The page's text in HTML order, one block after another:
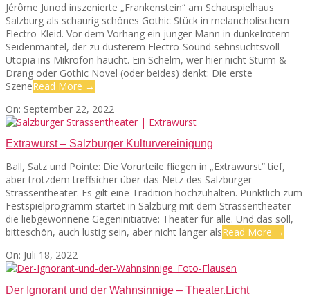
Jérôme Junod inszenierte „Frankenstein“ am Schauspielhaus
Salzburg als schaurig schönes Gothic Stück in melancholischem
Electro-Kleid. Vor dem Vorhang ein junger Mann in dunkelrotem
Seidenmantel, der zu düsterem Electro-Sound sehnsuchtsvoll
Utopia ins Mikrofon haucht. Ein Schelm, wer hier nicht Sturm &
Drang oder Gothic Novel (oder beides) denkt: Die erste
SzeneRead More →
2022-
09-
On: September 22, 2022
Extrawurst – Salzburger Kulturvereinigung
Ball, Satz und Pointe: Die Vorurteile fliegen in „Extrawurst“ tief,
aber trotzdem treffsicher über das Netz des Salzburger
Strassentheater. Es gilt eine Tradition hochzuhalten. Pünktlich zum
Festspielprogramm startet in Salzburg mit dem Strassentheater
die liebgewonnene Gegeninitiative: Theater für alle. Und das soll,
bitteschön, auch lustig sein, aber nicht länger alsRead More →
2022-
07-
On: Juli 18, 2022
Der Ignorant und der Wahnsinnige – Theater.Licht